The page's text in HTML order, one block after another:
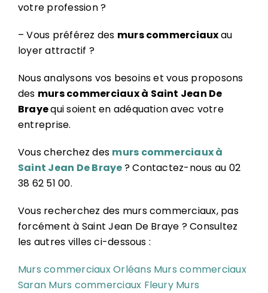
votre profession ?
– Vous préférez des murs commerciauxau
loyer attractif ?
Nous analysons vos besoins et vous proposons
des murs commerciaux à Saint Jean De
Brayequi soient en adéquation avec votre
entreprise.
Vous cherchez des murs commerciaux à
Saint Jean De Braye? Contactez-nous au 02
38 62 51 00.
Vous recherchez des murs commerciaux, pas
forcément à Saint Jean De Braye ? Consultez
les autres villes ci-dessous :
Murs commerciaux Orléans Murs commerciaux
Saran Murs commerciaux Fleury Murs